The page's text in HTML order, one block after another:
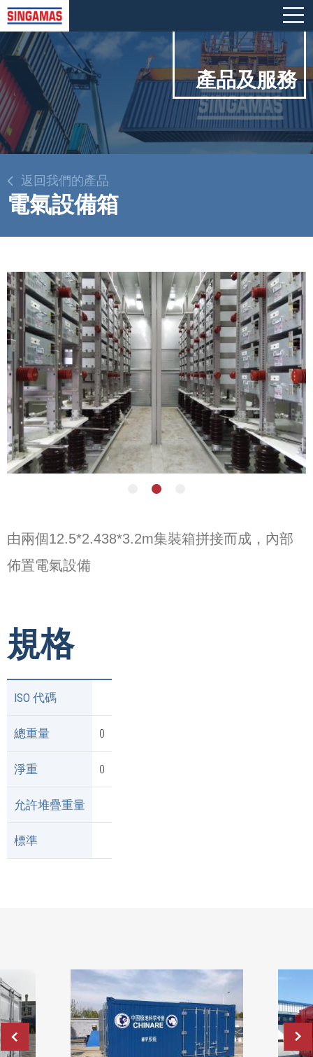
產品及服務
返回我們的產品
電氣設備箱
由兩個12.5*2.438*3.2m集裝箱拼接而成，內部
佈置電氣設備
規格
ISO 代碼
總重量 0
淨重 0
允許堆疊重量
標準